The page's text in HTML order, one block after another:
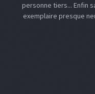
personne tiers... Enfin
exemplaire presque